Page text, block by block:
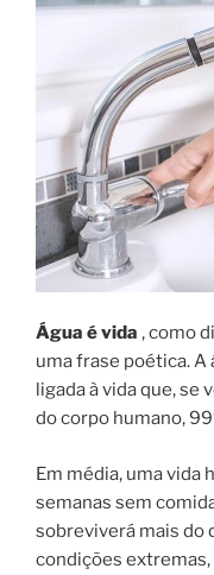
Água é vida , como
uma frase poética.
ligada à vida que,
do corpo humano,
Em média, uma vida
semanas sem
sobreviverá mais do
condições